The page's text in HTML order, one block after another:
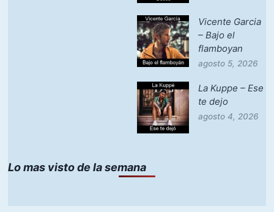
Vicente Garcia
– Bajo el
flamboyan
agosto 5, 2026
La Kuppe – Ese
te dejo
agosto 4, 2026
Lo mas visto de la semana